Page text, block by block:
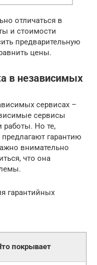
отличаться в
и стоимости
предварительную
цены.
в независимых
сервисах –
сервисы
работы. Но те,
гарантию
внимательно
что она
гарантийных
покрывает